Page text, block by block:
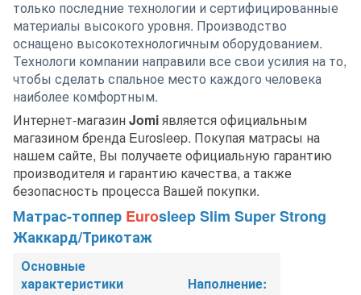
только последние технологии и сертифицированные
материалы высокого уровня. Производство
оснащено высокотехнологичным оборудованием.
Технологи компании направили все свои усилия на то,
чтобы сделать спальное место каждого человека
наиболее комфортным.
Интернет-магазинJomiявляется официальным
магазином бренда Eurosleep. Покупая матрасы на
нашем сайте, Вы получаете официальную гарантию
производителя и гарантию качества, а также
безопасность процесса Вашей покупки.
Матрас-топпер Eurosleep Slim Super Strong
Жаккард/Трикотаж
Основные
характеристики
Наполнение: